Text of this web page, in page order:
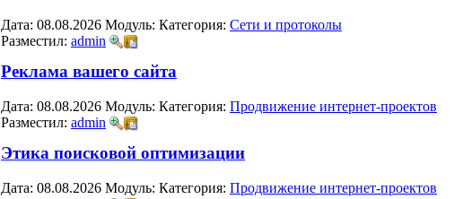
Дата: 08.08.2026 Модуль: Категория: Сети и протоколы
Разместил: admin
Реклама вашего сайта
Дата: 08.08.2026 Модуль: Категория: Продвижение интернет-проектов
Разместил: admin
Этика поисковой оптимизации
Дата: 08.08.2026 Модуль: Категория: Продвижение интернет-проектов